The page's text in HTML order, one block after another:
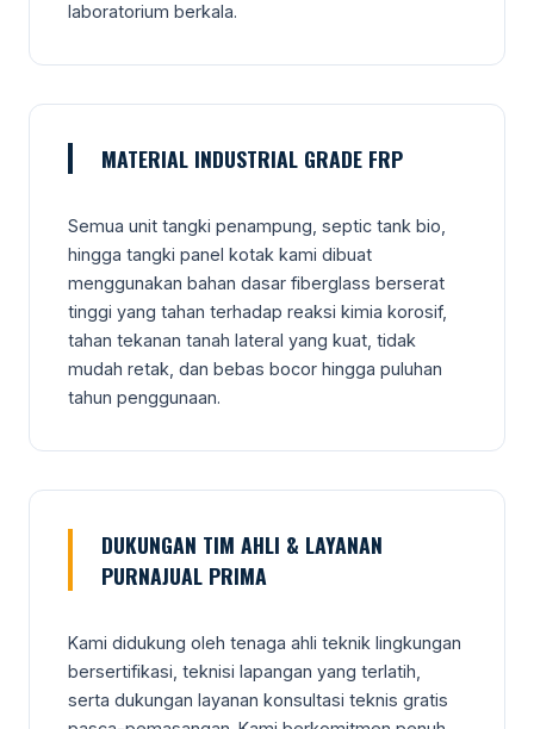
laboratorium berkala.
MATERIAL INDUSTRIAL GRADE FRP
Semua unit tangki penampung, septic tank bio,
hingga tangki panel kotak kami dibuat
menggunakan bahan dasar fiberglass berserat
tinggi yang tahan terhadap reaksi kimia korosif,
tahan tekanan tanah lateral yang kuat, tidak
mudah retak, dan bebas bocor hingga puluhan
tahun penggunaan.
DUKUNGAN TIM AHLI & LAYANAN
PURNAJUAL PRIMA
Kami didukung oleh tenaga ahli teknik lingkungan
bersertifikasi, teknisi lapangan yang terlatih,
serta dukungan layanan konsultasi teknis gratis